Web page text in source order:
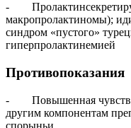
-
макропролактиномы);
синдром «пустого»
гиперпролактинемией
Противопоказания
- Повышенная
другим компонентам
спорыньи